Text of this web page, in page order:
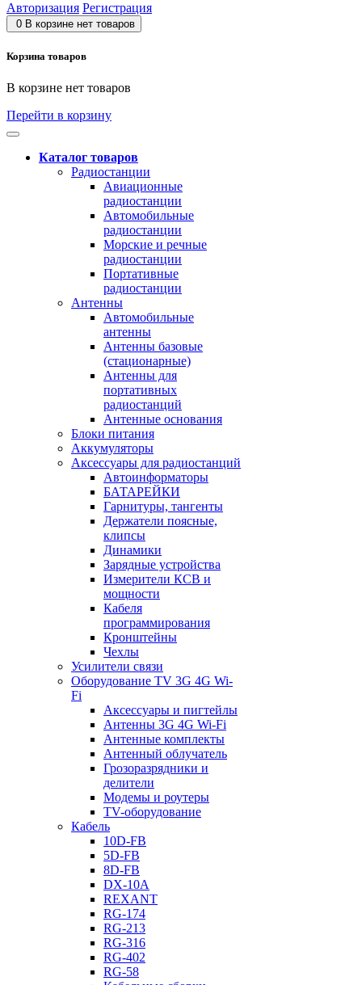
Авторизация Регистрация
0 В корзине нет товаров
Корзина товаров
В корзине нет товаров
Перейти в корзину
Каталог товаров
Радиостанции
Авиационные
радиостанции
Автомобильные
радиостанции
Морские и речные
радиостанции
Портативные
радиостанции
Антенны
Автомобильные
антенны
Антенны базовые
(стационарные)
Антенны для
портативных
радиостанций
Антенные основания
Блоки питания
Аккумуляторы
Аксессуары для радиостанций
Автоинформаторы
БАТАРЕЙКИ
Гарнитуры, тангенты
Держатели поясные,
клипсы
Динамики
Зарядные устройства
Измерители КСВ и
мощности
Кабеля
программирования
Кронштейны
Чехлы
Усилители связи
Оборудование TV 3G 4G Wi-
Fi
Аксессуары и пигтейлы
Антенны 3G 4G Wi-Fi
Антенные комплекты
Антенный облучатель
Грозоразрядники и
делители
Модемы и роутеры
TV-оборудование
Кабель
10D-FB
5D-FB
8D-FB
DX-10A
REXANT
RG-174
RG-213
RG-316
RG-402
RG-58